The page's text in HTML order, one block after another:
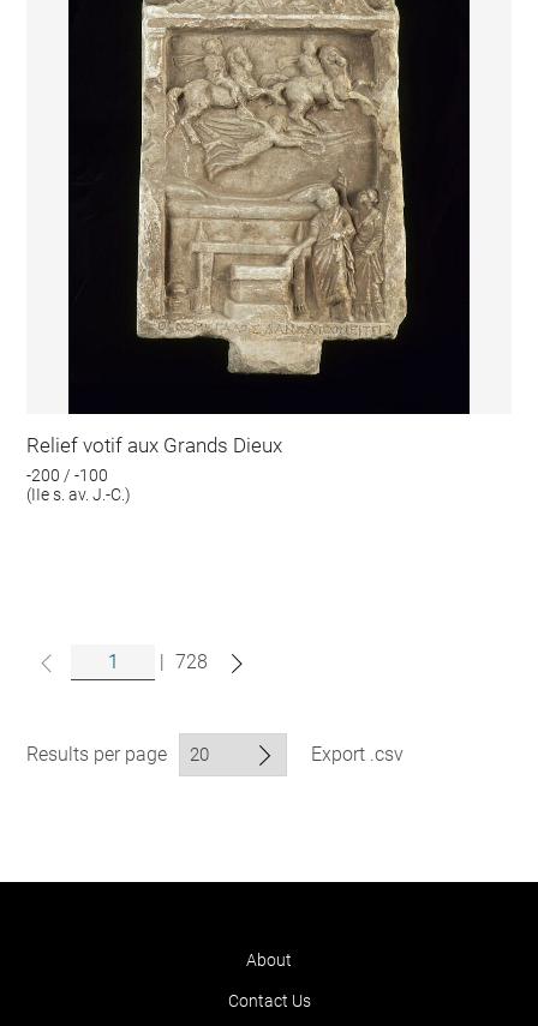
Relief votif aux Grands Dieux
-200 / -100
(IIe s. av. J.-C.)
| 728
Results per page Export .csv
About
Contact Us